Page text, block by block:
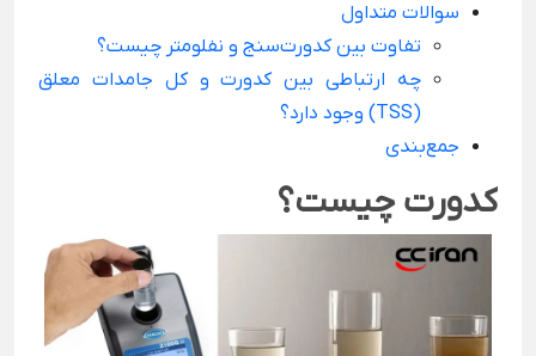
سوالات متداول
تفاوت بین کدورت‌سنج و نفلومتر چیست؟
چه ارتباطی بین کدورت و کل جامدات معلق
(TSS) وجود دارد؟
جمع‌بندی
کدورت چیست؟